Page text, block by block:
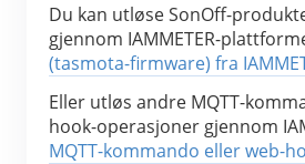
Du kan utløse SonOff-
gjennom IAMMETER-
(tasmota-firmware) fra
Eller utløs andre MQTT-
hook-operasjoner gjennom
MQTT-kommando eller web-